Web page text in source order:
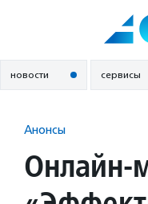
новости сервисы
Анонсы
Онлайн-